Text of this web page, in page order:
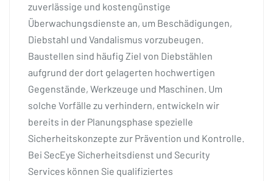
zuverlässige und kostengünstige
Überwachungsdienste an, um Beschädigungen,
Diebstahl und Vandalismus vorzubeugen.
Baustellen sind häufig Ziel von Diebstählen
aufgrund der dort gelagerten hochwertigen
Gegenstände, Werkzeuge und Maschinen. Um
solche Vorfälle zu verhindern, entwickeln wir
bereits in der Planungsphase spezielle
Sicherheitskonzepte zur Prävention und Kontrolle.
Bei SecEye Sicherheitsdienst und Security
Services können Sie qualifiziertes